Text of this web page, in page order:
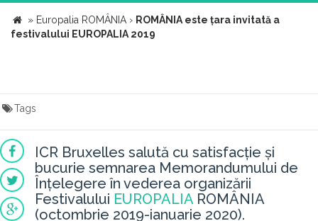
» Europalia ROMÂNIA › ROMÂNIA este țara invitată a
festivalului EUROPALIA 2019
Tags
ICR Bruxelles salută cu satisfacție și
bucurie semnarea Memorandumului de
Înțelegere în vederea organizării
Festivalului EUROPALIAROMÂNIA
(octombrie 2019-ianuarie 2020).